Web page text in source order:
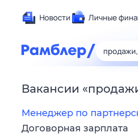
Новости Личные
Вакансии «
Менеджер по
Договорная зарплата